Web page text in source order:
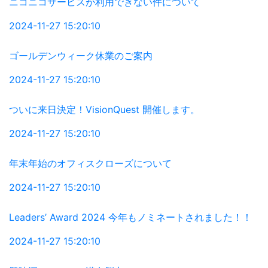
2024-11-27 15:20:10
ゴールデンウィーク休業のご案内
2024-11-27 15:20:10
ついに来日決定！VisionQuest 開催します。
2024-11-27 15:20:10
年末年始のオフィスクローズについて
2024-11-27 15:20:10
Leaders’ Award 2024 今年もノミネートされました！！
2024-11-27 15:20:10